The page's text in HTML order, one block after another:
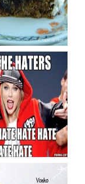
bolo ??